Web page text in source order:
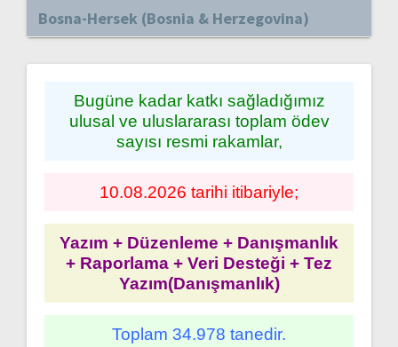
Bosna-Hersek (Bosnia & Herzegovina)
Bugüne kadar katkı sağladığımız
ulusal ve uluslararası toplam ödev
sayısı resmi rakamlar,
10.08.2026 tarihi itibariyle;
Yazım + Düzenleme + Danışmanlık
+ Raporlama + Veri Desteği + Tez
Yazım(Danışmanlık)
Toplam 34.978 tanedir.